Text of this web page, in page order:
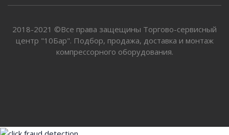
2018-2021 ©Все права защещины Торгово-сервисный
центр "10Бар". Подбор, продажа, доставка и монтаж
компрессорного оборудования.